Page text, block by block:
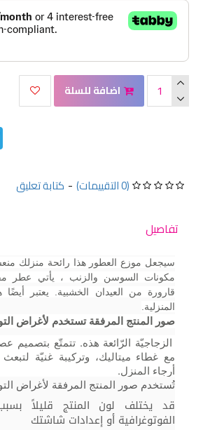
(0 التقييمات) - كتابة تعليق
اضافة للسلة
تفاصيل
سيجعل موزع العطور هذا رائحة منزلك
مكونات السوسن والزنب ، يأتي عطر
قارورة من العيدان الخشبية. يعتبر أيضًا
المنزلية.
صور المنتج المرفقة تستخدم لأغراض
الزجاجيّة الرّائعة هذه. تتمتّع بتصميم
مع غطاء ميتاليك، وتركيبة غنيّة
أرجاء المنزل.
تُستخدم صور المنتج المرفقة لأغراض
قد يختلف لون المنتج قليلاً
الفوتوغرافية أو إعدادات شاشتك